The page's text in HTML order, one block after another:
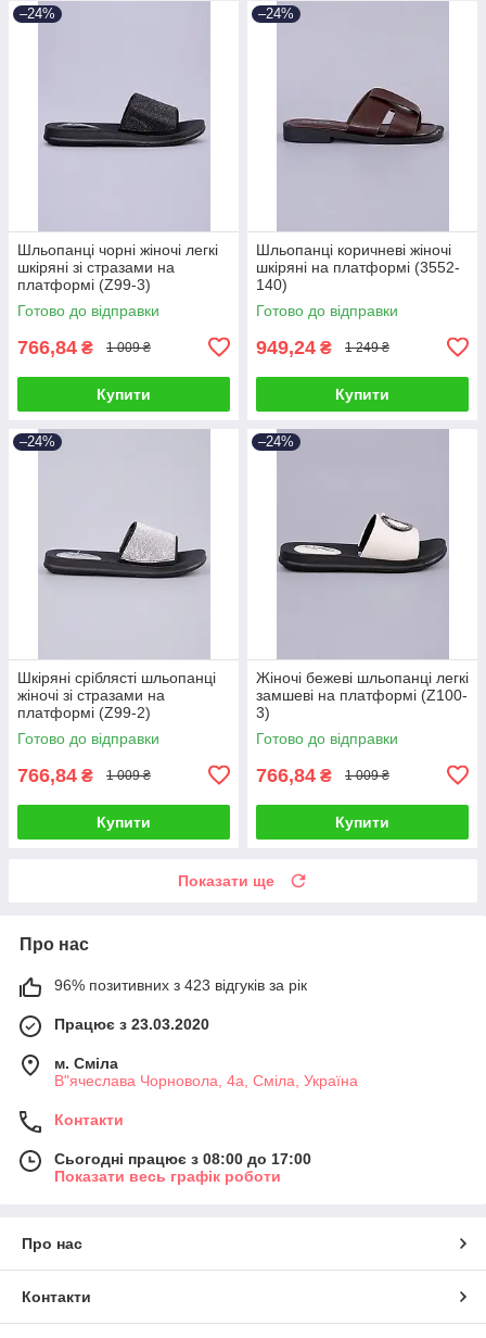
–24%
Шльопанці чорні жіночі легкі
шкіряні зі стразами на
платформі (Z99-3)
Готово до відправки
766,84 ₴ 1 009 ₴
Купити
–24%
Шльопанці коричневі жіночі
шкіряні на платформі (3552-
140)
Готово до відправки
949,24 ₴ 1 249 ₴
Купити
–24%
Шкіряні сріблясті шльопанці
жіночі зі стразами на
платформі (Z99-2)
Готово до відправки
766,84 ₴ 1 009 ₴
Купити
–24%
Жіночі бежеві шльопанці легкі
замшеві на платформі (Z100-
3)
Готово до відправки
766,84 ₴ 1 009 ₴
Купити
Показати ще
Про нас
96% позитивних з 423 відгуків за рік
Працює з 23.03.2020
м. Сміла
В"ячеслава Чорновола, 4а, Сміла, Україна
Контакти
Сьогодні працює з 08:00 до 17:00
Показати весь графік роботи
Про нас
Контакти